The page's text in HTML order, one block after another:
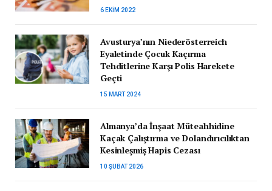
6 EKIM 2022
Avusturya’nın Niederösterreich
Eyaletinde Çocuk Kaçırma
Tehditlerine Karşı Polis Harekete
Geçti
15 MART 2024
Almanya’da İnşaat Müteahhidine
Kaçak Çalıştırma ve Dolandırıcılıktan
Kesinleşmiş Hapis Cezası
10 ŞUBAT 2026